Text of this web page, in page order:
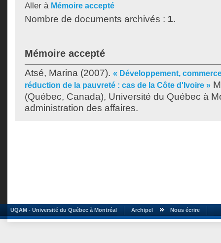
Aller à Mémoire accepté
Nombre de documents archivés : 1.
Mémoire accepté
Atsé, Marina (2007). « Développement,
réduction de la pauvreté : cas de la Côte d'Ivoire »
(Québec, Canada), Université du Québec à
administration des affaires.
UQAM - Université du Québec à Montréal Archipel Nous écrire